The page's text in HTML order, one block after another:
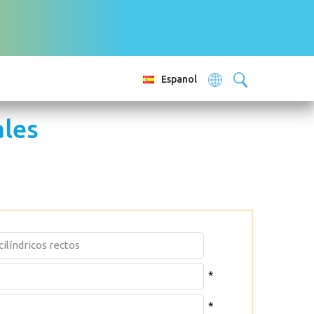
Espanol
*
*